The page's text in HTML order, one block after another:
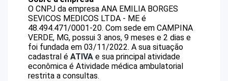
O CNPJ da empresa ANA EMILIA BORGES
SEVICOS MEDICOS LTDA - ME é
48.494.471/0001-20. Com sede em CAMPINA
VERDE, MG, possui 3 anos, 9 meses e 2 dias e
foi fundada em 03/11/2022. A sua situação
cadastral é ATIVA e sua principal atividade
econômica é Atividade médica ambulatorial
restrita a consultas.